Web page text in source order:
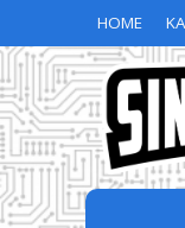
HOME